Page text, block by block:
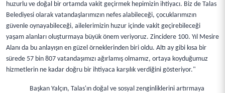
huzurlu ve doğal bir ortamda vakit geçirmek hepimizin ihtiyacı. Biz de Talas
Belediyesi olarak vatandaşlarımızın nefes alabileceği, çocuklarımızın
güvenle oynayabileceği, ailelerimizin huzur içinde vakit geçirebileceği
yaşam alanları oluşturmaya büyük önem veriyoruz. Zincidere 100. Yıl Mesire
Alanı da bu anlayışın en güzel örneklerinden biri oldu. Altı ay gibi kısa bir
sürede 57 bin 807 vatandaşımızı ağırlamış olmamız, ortaya koyduğumuz
hizmetlerin ne kadar doğru bir ihtiyaca karşılık verdiğini gösteriyor."
Başkan Yalçın, Talas'ın doğal ve sosyal zenginliklerini artırmaya